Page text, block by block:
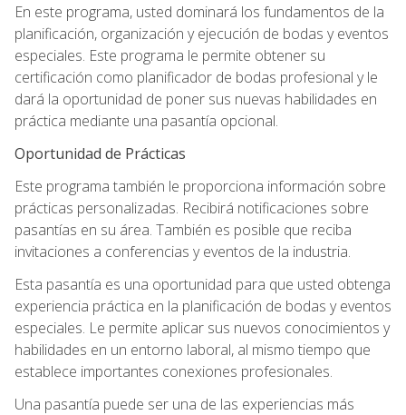
En este programa, usted dominará los fundamentos de la
planificación, organización y ejecución de bodas y eventos
especiales. Este programa le permite obtener su
certificación como planificador de bodas profesional y le
dará la oportunidad de poner sus nuevas habilidades en
práctica mediante una pasantía opcional.
Oportunidad de Prácticas
Este programa también le proporciona información sobre
prácticas personalizadas. Recibirá notificaciones sobre
pasantías en su área. También es posible que reciba
invitaciones a conferencias y eventos de la industria.
Esta pasantía es una oportunidad para que usted obtenga
experiencia práctica en la planificación de bodas y eventos
especiales. Le permite aplicar sus nuevos conocimientos y
habilidades en un entorno laboral, al mismo tiempo que
establece importantes conexiones profesionales.
Una pasantía puede ser una de las experiencias más